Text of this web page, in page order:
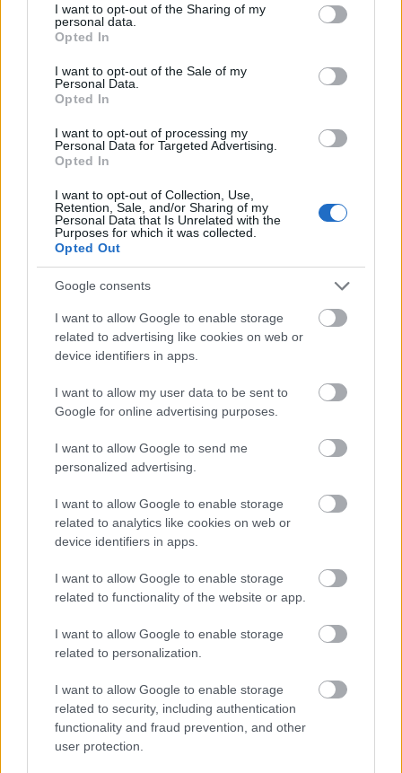
not limited to your visit or usage behaviour. You may click to
grant or deny consent to Google and its third-party tags to
use your data for below specified purposes in below Google
consent section.
I want to opt-out of the Sharing of my
personal data.
Opted In
I want to opt-out of the Sale of my
Personal Data.
Opted In
I want to opt-out of processing my
Personal Data for Targeted Advertising.
Opted In
I want to opt-out of Collection, Use,
Retention, Sale, and/or Sharing of my
Personal Data that Is Unrelated with the
Purposes for which it was collected.
Opted Out
Google consents
I want to allow Google to enable storage
related to advertising like cookies on web or
device identifiers in apps.
I want to allow my user data to be sent to
Google for online advertising purposes.
I want to allow Google to send me
personalized advertising.
I want to allow Google to enable storage
related to analytics like cookies on web or
device identifiers in apps.
I want to allow Google to enable storage
related to functionality of the website or app.
I want to allow Google to enable storage
related to personalization.
I want to allow Google to enable storage
related to security, including authentication
functionality and fraud prevention, and other
user protection.
Με την εν λόγω απόφαση επιτρέπει στην United
Group, που έχει την έδρα της στην Ολλανδία, να
προχωρήσει στα τελικά βήματα για την
ολοκλήρωση της συναλλαγής που ανακοινώθηκε
τον Αύγουστο του 2021.
Η United Group πρόκειται να συνενώσει την Wind
με την Nova, τον πάροχο σταθερής και
συνδρομητικής τηλεόρασης που εξαγόρασε τον
Νοέμβριο του 2020, δημιουργώντας έναν
δεύτερη θέση στις αγορές της σταθερής και της
συνδρομητικής τηλεόρασης.
Η United Group αναμένει ότι η συναλλαγή θα
ολοκληρωθεί τον Ιανουάριο του 2022».